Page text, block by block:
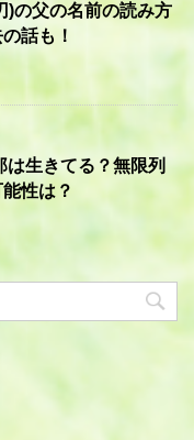
)の父の名前の読み方
話も！
は生きてる？無限列
性は？